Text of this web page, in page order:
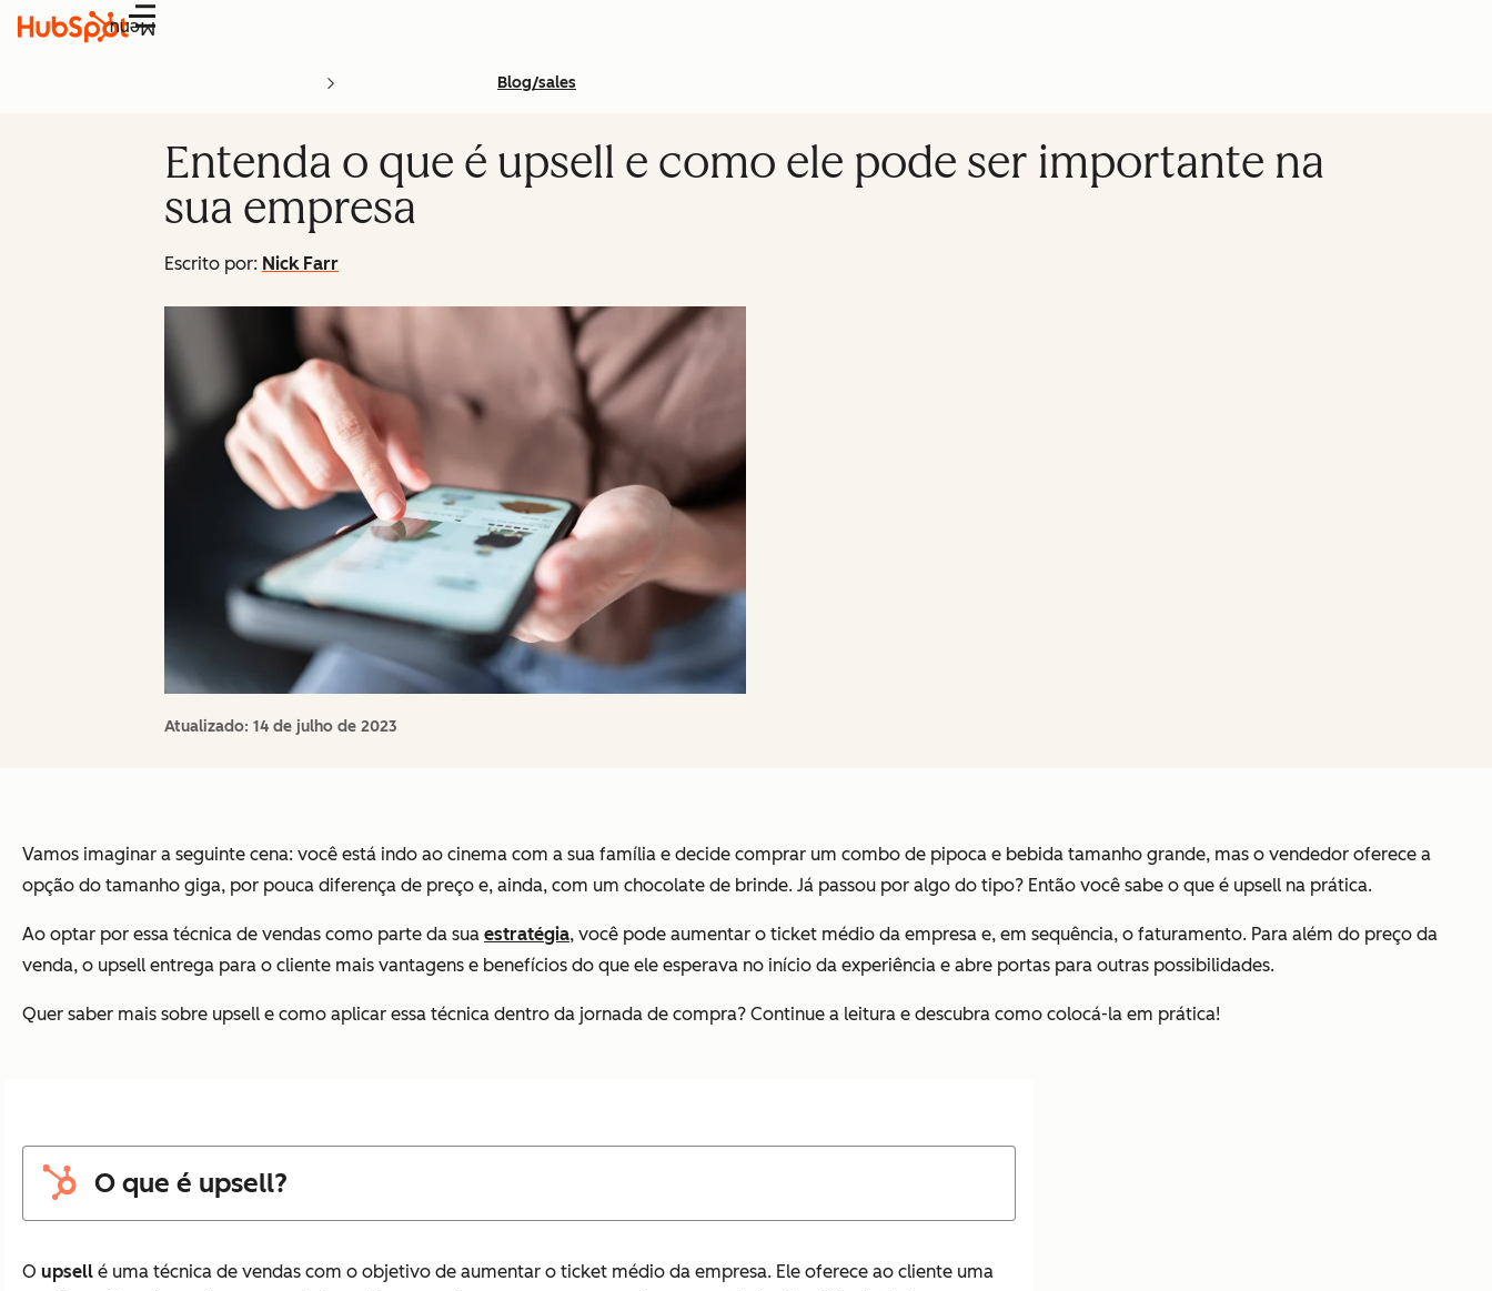
Menu
Blog/sales
Entenda o que é upsell e como ele pode ser importante na
sua empresa
Escrito por: Nick Farr
Atualizado: 14 de julho de 2023
Vamos imaginar a seguinte cena: você está indo ao cinema com a sua família e decide comprar um combo de pipoca e bebida tamanho grande, mas o vendedor oferece a
opção do tamanho giga, por pouca diferença de preço e, ainda, com um chocolate de brinde. Já passou por algo do tipo? Então você sabe o que é upsell na prática.
Ao optar por essa técnica de vendas como parte da sua estratégia, você pode aumentar o ticket médio da empresa e, em sequência, o faturamento. Para além do preço da
venda, o upsell entrega para o cliente mais vantagens e benefícios do que ele esperava no início da experiência e abre portas para outras possibilidades.
Quer saber mais sobre upsell e como aplicar essa técnica dentro da jornada de compra? Continue a leitura e descubra como colocá-la em prática!
O que é upsell?
O upsell é uma técnica de vendas com o objetivo de aumentar o ticket médio da empresa. Ele oferece ao cliente uma